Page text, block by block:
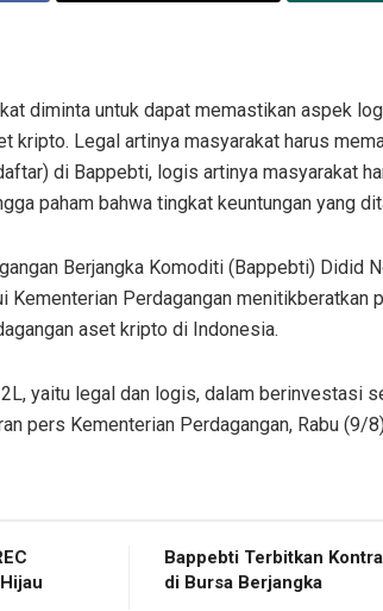
diminta untuk dapat memastikan aspek
kripto. Legal artinya masyarakat harus
di Bappebti, logis artinya masyarakat
paham bahwa tingkat keuntungan yang
Berjangka Komoditi (Bappebti) Didid
Kementerian Perdagangan menitikberatkan
aset kripto di Indonesia.
yaitu legal dan logis, dalam berinvestasi
pers Kementerian Perdagangan, Rabu (9/
Hijau
Bappebti Terbitkan
di Bursa Berjangka